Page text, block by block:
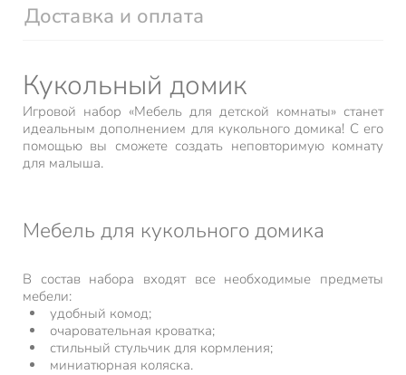
Доставка и оплата
Кукольный домик
Игровой набор «Мебель для детской комнаты» станет
идеальным дополнением для кукольного домика! С его
помощью вы сможете создать неповторимую комнату
для малыша.
Мебель для кукольного домика
В состав набора входят все необходимые предметы
мебели:
удобный комод;
очаровательная кроватка;
стильный стульчик для кормления;
миниатюрная коляска.